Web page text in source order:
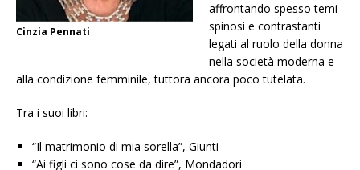
Cinzia Pennati
affrontando spesso temi
spinosi e contrastanti
legati al ruolo della donna
nella società moderna e
alla condizione femminile, tuttora ancora poco tutelata.
Tra i suoi libri:
“Il matrimonio di mia sorella”, Giunti
“Ai figli ci sono cose da dire”, Mondadori